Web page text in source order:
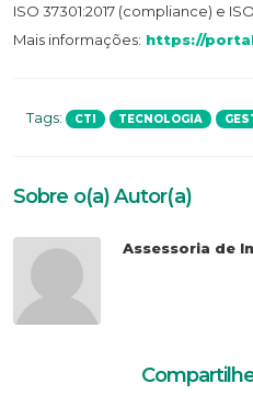
ISO 37301:2017 (compliance) e
Mais informações: https://
Tags: CTI TECNOLOGIA
Sobre o(a) Autor(a)
Assessoria de